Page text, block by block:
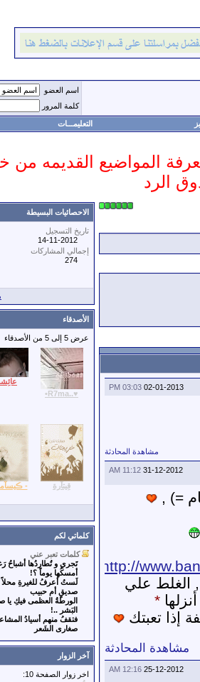
اسم العضو
كلمة المرور
التعليمـــات
المواضيع القديمه من
الرد
02-01-2013
03:03 PM
مشاهدة المحادثة
31-12-2012
11:12 AM
=) ,
http://
, الغلط علي
*
إذا تعبتك
مشاهدة المحادثة
25-12-2012
12:16 AM
الاحصائيات البسيطة
تاريخ التسجيل
14-11-2012
إجمالي المشاركات
274
الأصدقاء
عرض 5 إلى 5 من الأصدقاء
♥..R7ma•
قِيتآرة -
كلماتي لكم
كلمات تعبر عني
تَجري و تُطاردُها أشباحُ
أمسكُها يوماً ؟!
لَستُ أعرفُ للغيرةِ محلاً
صديقٍ أم حبيب
الورطةُ العظمى فيكِ يا
البَشر ..!
فتقفُ منهم أسيادُ
صغارى الشَعر
آخر الزوار
اخر زوار الصفحة 10: